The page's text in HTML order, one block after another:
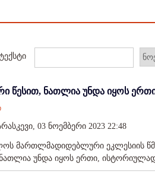
წესით, ნათლია უნდა იყოს
03 ნოემბერი 2023 22:48
მართლმადიდებლური ეკლესიის
უნდა იყოს ერთი,